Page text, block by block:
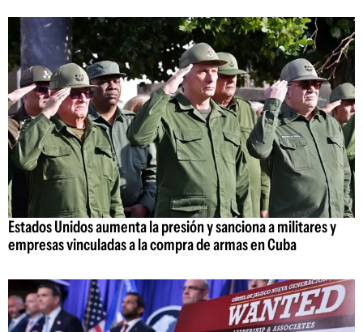
Estados Unidos aumenta la presión y sanciona a militares y
empresas vinculadas a la compra de armas en Cuba